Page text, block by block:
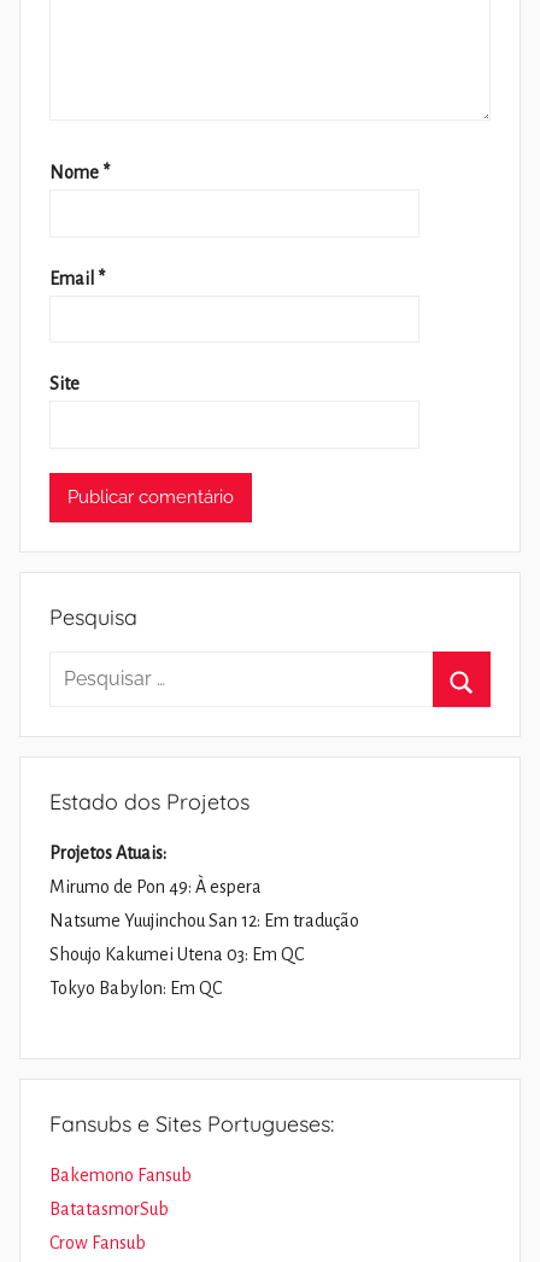
Nome *
Email *
Site
Pesquisa
Pesquisar
Estado dos Projetos
Projetos Atuais:
Mirumo de Pon 49: À espera
Natsume Yuujinchou San 12: Em tradução
Shoujo Kakumei Utena 03: Em QC
Tokyo Babylon: Em QC
Fansubs e Sites Portugueses:
Bakemono Fansub
BatatasmorSub
Crow Fansub